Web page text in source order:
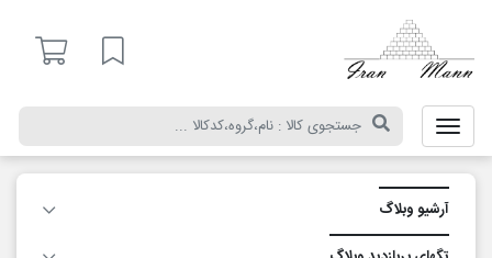
لیست مورد علاقه
آرشیو وبلاگ